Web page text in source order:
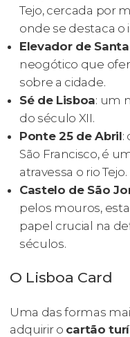
Tejo, cercada por
onde se destaca o
Elevador de
neogótico que
sobre a cidade.
Sé de Lisboa: um
do século XII.
Ponte 25 de Abril:
São Francisco, é
atravessa o rio Tejo.
Castelo de São
pelos mouros,
papel crucial na
séculos.
O Lisboa Card
Uma das formas
adquirir o cartão